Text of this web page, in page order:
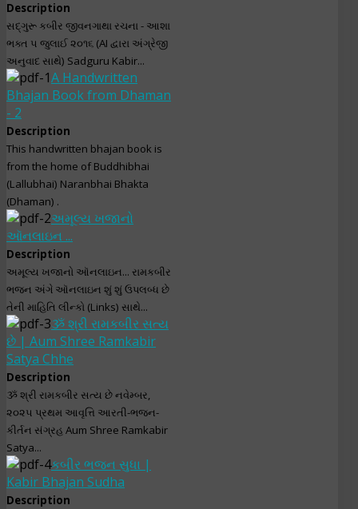
Description
સદ્‌ગુરૂ કબીર જીવનગાથા રચના - આશા
ભક્ત ૫ જુલાઈ ૨૦૧૬ (AI દ્વારા અંગ્રેજી
અનુવાદ સાથે) Sadguru Kabir...
A Handwritten
Bhajan Book from Dhaman
- 2
Description
This handwritten bhajan book is
from the home of Buddhibhai
(Lallubhai) Naranbhai Bhakta
(Dhaman) .
અમૂલ્ય ખજાનો
ઑનલાઇન ...
Description
અમૂલ્ય ખજાનો ઑનલાઇન... રામકબીર
ભજન અંગે ઑનલાઇન શું શું ઉપલબ્ધ છે
તેની માહિતિ લીન્કો (Links) સાથે...
ૐ શ્રી રામકબીર સત્ય
છે | Aum Shree Ramkabir
Satya Chhe
Description
ૐ શ્રી રામકબીર સત્ય છે નવેમ્બર,
૨૦૨૫ પ્રથમ આવૃત્તિ આરતી-ભજન-
કીર્તન સંગ્રહ Aum Shree Ramkabir
Satya...
કબીર ભજન સુધા |
Kabir Bhajan Sudha
Description